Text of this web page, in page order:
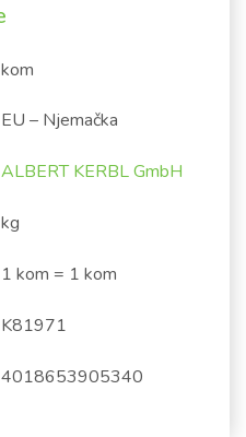
kom
EU – Njemačka
ALBERT KERBL GmbH
kg
1 kom = 1 kom
K81971
4018653905340